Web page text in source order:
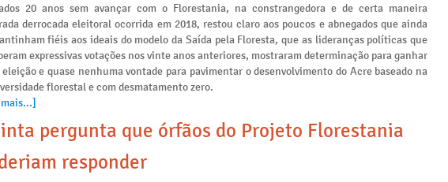
20 anos sem avançar com o Florestania, na constrangedora e de certa maneira
derrocada eleitoral ocorrida em 2018, restou claro aos poucos e abnegados que ainda
fiéis aos ideais do modelo da Saída pela Floresta, que as lideranças políticas que
expressivas votações nos vinte anos anteriores, mostraram determinação para ganhar
eleição e quase nenhuma vontade para pavimentar o desenvolvimento do Acre baseado na
florestal e com desmatamento zero.
pergunta que órfãos do Projeto Florestania
responder